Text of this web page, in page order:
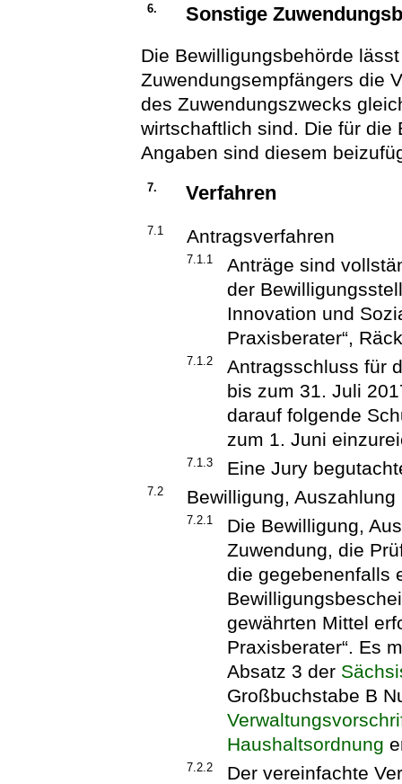
6. Sonstige
Die Bewilligungsbehörde
Zuwendungsempfängers die
des Zuwendungszwecks
wirtschaftlich sind. Die für die
Angaben sind diesem
7. Verfahren
7.1 Antragsverfahren
7.1.1
Anträge sind
der
Innovation und
Praxisberater“,
7.1.2
Antragsschluss für
bis zum 31. Juli
darauf folgende
zum 1. Juni
7.1.3 Eine Jury
7.2 Bewilligung,
7.2.1
Die Bewilligung,
Zuwendung, die
die gegebenenfalls
gewährten Mittel
Praxisberater“. Es
Absatz 3 der
Großbuchstabe B
Haushaltsordnung
7.2.2
Der vereinfachte